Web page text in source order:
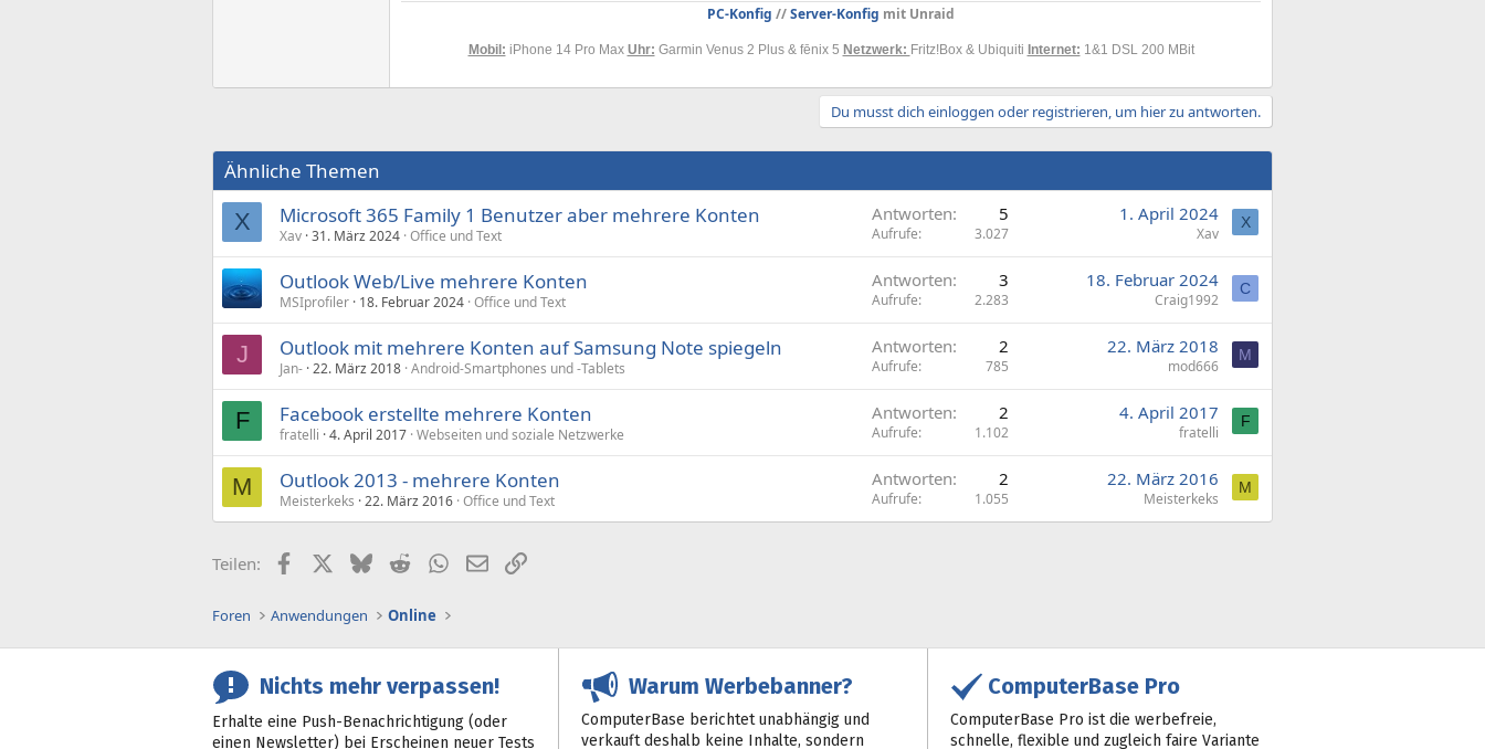
PC-Konfig //Server-Konfig mit Unraid
Mobil: iPhone 14 Pro Max Uhr: Garmin Venus 2 Plus & fēnix 5 Netzwerk: Fritz!Box & Ubiquiti Internet: 1&1 DSL 200 MBit
Du musst dich einloggen oder registrieren, um hier zu antworten.
Ähnliche Themen
X Microsoft 365 Family 1 Benutzer aber mehrere Konten
Xav 31. März 2024 Office und Text
Antworten 5
Aufrufe 3.027
1. April 2024
Xav
X
Outlook Web/Live mehrere Konten
MSIprofiler 18. Februar 2024 Office und Text
Antworten 3
Aufrufe 2.283
18. Februar 2024
Craig1992
C
J Outlook mit mehrere Konten auf Samsung Note spiegeln
Jan- 22. März 2018 Android-Smartphones und -Tablets
Antworten 2
Aufrufe 785
22. März 2018
mod666
M
F Facebook erstellte mehrere Konten
fratelli 4. April 2017 Webseiten und soziale Netzwerke
Antworten 2
Aufrufe 1.102
4. April 2017
fratelli
F
M Outlook 2013 - mehrere Konten
Meisterkeks 22. März 2016 Office und Text
Antworten 2
Aufrufe 1.055
22. März 2016
Meisterkeks
M
Teilen: FacebookX (Twitter)
BlueskyRedditWhatsApp
E-MailLink
Foren Anwendungen Online
Nichts mehr verpassen!
Erhalte eine Push-Benachrichtigung (oder
einen Newsletter) bei Erscheinen neuer Tests
Warum Werbebanner?
ComputerBase berichtet unabhängig und
verkauft deshalb keine Inhalte, sondern
ComputerBase Pro
ComputerBase Pro ist die werbefreie,
schnelle, flexible und zugleich faire Variante